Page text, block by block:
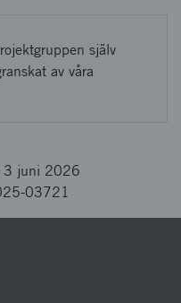
själv
av våra
3 juni 2026
03721